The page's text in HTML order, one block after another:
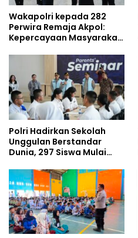
Wakapolri kepada 282
Perwira Remaja Akpol:
Kepercayaan Masyarakat
Polri Hadirkan Sekolah
Unggulan Berstandar
Dunia, 297 Siswa Mulai